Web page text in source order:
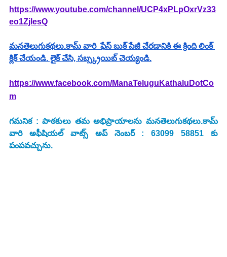
https://www.youtube.com/channel/UCP4xPLpOxrVz33
eo1ZjlesQ
మనతెలుగుకథలు.కామ్ వారి  ఫేస్ బుక్ పేజీ చేరడానికి ఈ క్రింది లింక్
క్లిక్ చేయండి. లైక్ చేసి, సబ్స్క్రయిబ్ చెయ్యండి.
https://www.facebook.com/ManaTeluguKathaluDotCo
m
గమనిక : పాఠకులు తమ అభిప్రాయాలను మనతెలుగుకథలు.కామ్
వారి అఫీషియల్ వాట్స్ అప్ నెంబర్ : 63099 58851 కు
పంపవచ్చును.